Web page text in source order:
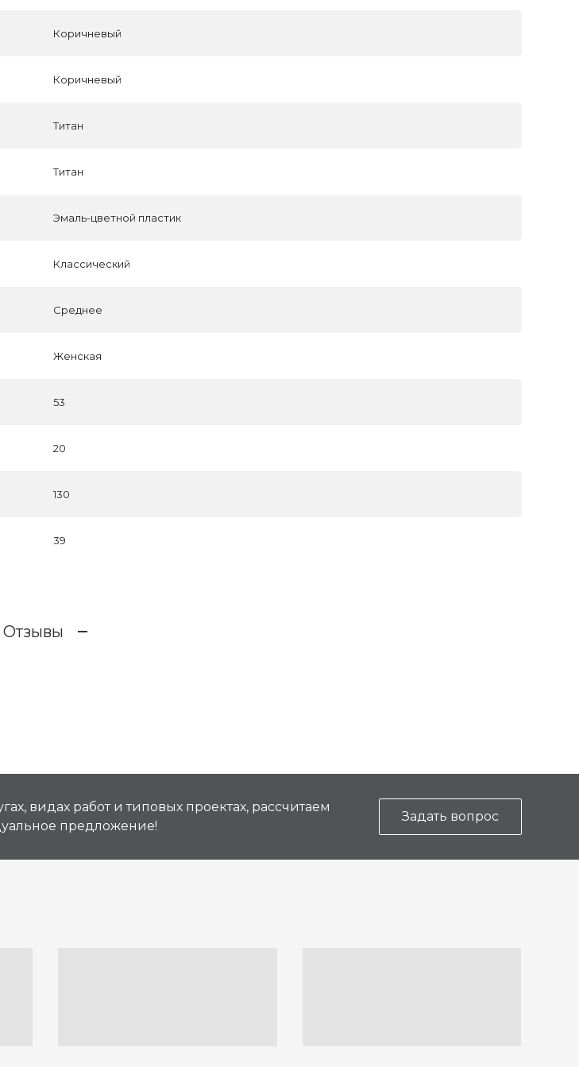
Коричневый
Коричневый
Титан
Титан
Эмаль-цветной пластик
Классический
Среднее
Женская
53
20
130
39
Отзывы
видах работ и типовых проектах, рассчитаем
предложение!
Задать вопрос